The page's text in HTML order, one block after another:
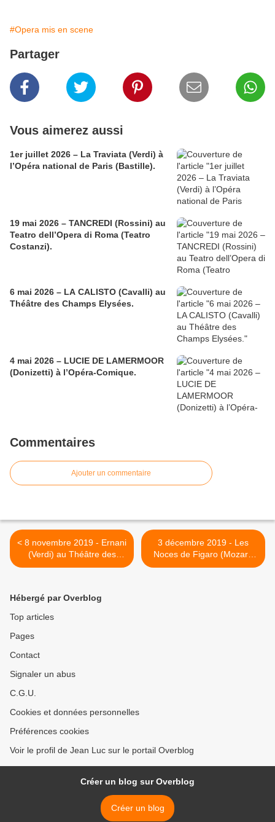
#Opera mis en scene
Partager
Vous aimerez aussi
1er juillet 2026 – La Traviata (Verdi) à
l’Opéra national de Paris (Bastille).
19 mai 2026 – TANCREDI (Rossini) au
Teatro dell’Opera di Roma (Teatro
Costanzi).
6 mai 2026 – LA CALISTO (Cavalli) au
Théâtre des Champs Elysées.
4 mai 2026 – LUCIE DE LAMERMOOR
(Donizetti) à l’Opéra-Comique.
Commentaires
Ajouter un commentaire
< 8 novembre 2019 - Ernani
(Verdi) au Théâtre des
Champs Elysées.
3 décembre 2019 - Les
Noces de Figaro (Mozart)
au Théâtre des Champs
Hébergé par Overblog
Top articles
Pages
Contact
Signaler un abus
C.G.U.
Cookies et données personnelles
Préférences cookies
Voir le profil de Jean Luc sur le portail Overblog
Créer un blog sur Overblog
Créer un blog